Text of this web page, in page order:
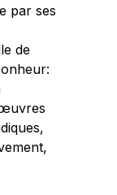
par ses
de